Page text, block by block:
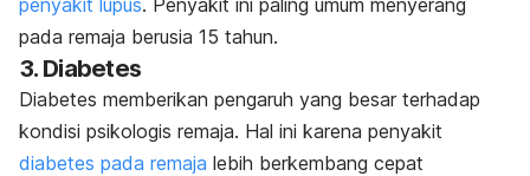
pada remaja berusia 15 tahun.
3. Diabetes
Diabetes memberikan pengaruh yang besar terhadap
kondisi psikologis remaja. Hal ini karena penyakit
diabetes pada remaja lebih berkembang cepat